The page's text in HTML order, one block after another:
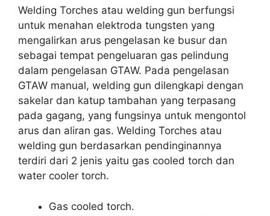
Welding Torches atau welding gun berfungsi
untuk menahan elektroda tungsten yang
mengalirkan arus pengelasan ke busur dan
sebagai tempat pengeluaran gas pelindung
dalam pengelasan GTAW. Pada pengelasan
GTAW manual, welding gun dilengkapi dengan
sakelar dan katup tambahan yang terpasang
pada gagang, yang fungsinya untuk mengontol
arus dan aliran gas. Welding Torches atau
welding gun berdasarkan pendinginannya
terdiri dari 2 jenis yaitu gas cooled torch dan
water cooler torch.
Gas cooled torch.